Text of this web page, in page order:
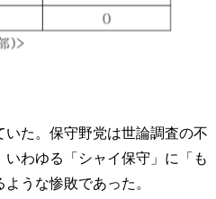
た。保守野党は世論調査の不
わゆる「シャイ保守」に「も
うな惨敗であった。